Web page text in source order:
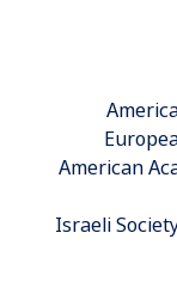
American
Israeli